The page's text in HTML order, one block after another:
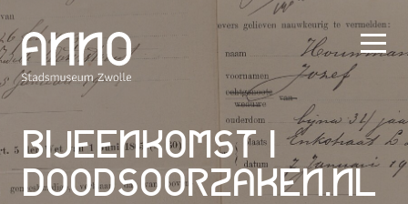
Bijeenkomst |
Doodsoorzaken.nl